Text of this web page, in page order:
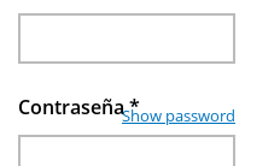
Contraseña*
Show password